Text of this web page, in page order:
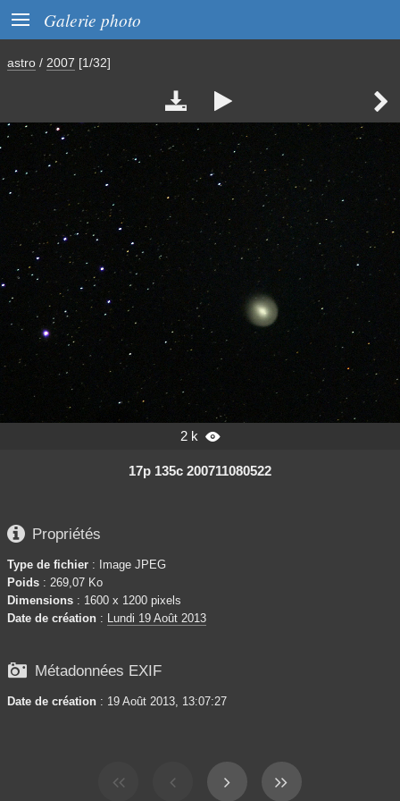
 Galerie photo
astro / 2007 [1/32]
  
2 k 
17p 135c 200711080522
 Propriétés
Type de fichier : Image JPEG
Poids : 269,07 Ko
Dimensions : 1600 x 1200 pixels
Date de création : Lundi 19 Août 2013
 Métadonnées EXIF
Date de création : 19 Août 2013, 13:07:27